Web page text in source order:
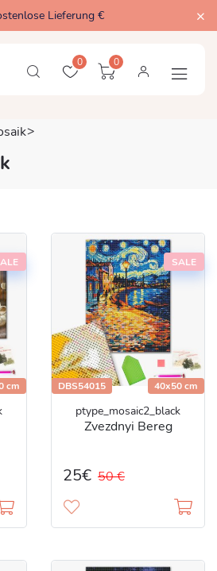
Lieferung €
0 0
cm
SALE
DBS54015 40x50 cm
ptype_mosaic2_black
Zvezdnyi Bereg
25€ 50 €